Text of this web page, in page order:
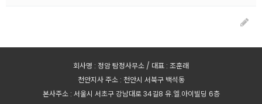
회사명 : 정암 탐정사무소 / 대표 : 조훈래
천안지사 주소 : 천안시 서북구 백석동
본사주소 : 서울시 서초구 강남대로 34길8 유.엘.아이빌딩 6층